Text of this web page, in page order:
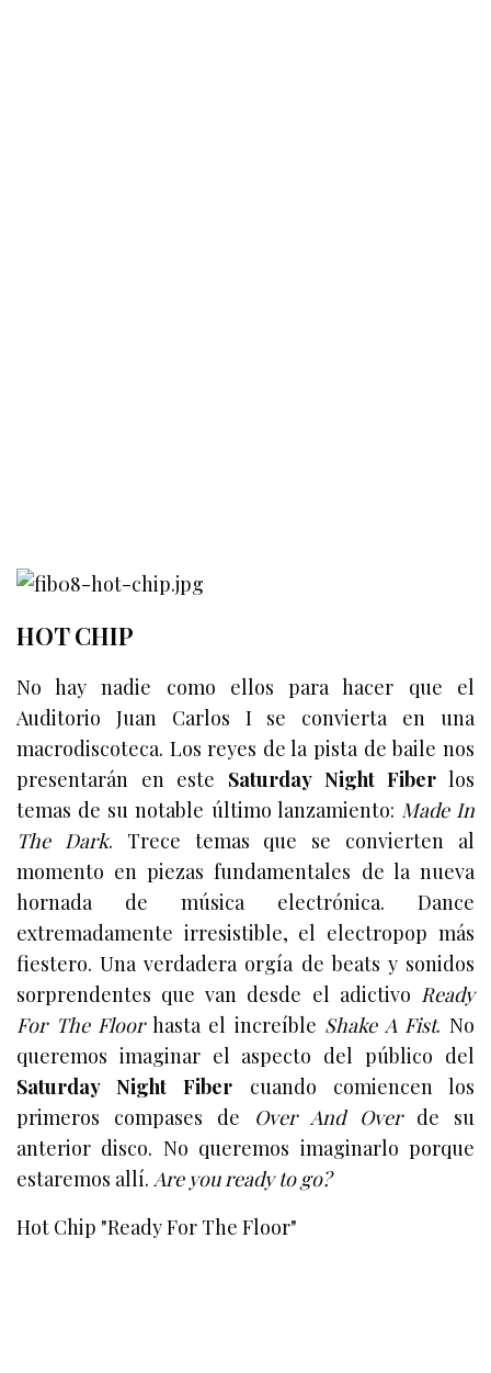
HOT CHIP
No hay nadie como ellos para hacer que el
Auditorio Juan Carlos I se convierta en una
macrodiscoteca. Los reyes de la pista de baile nos
presentarán en este Saturday Night Fiber los
temas de su notable último lanzamiento: Made In
The Dark. Trece temas que se convierten al
momento en piezas fundamentales de la nueva
hornada de música electrónica. Dance
extremadamente irresistible, el electropop más
fiestero. Una verdadera orgía de beats y sonidos
sorprendentes que van desde el adictivo Ready
For The Floorhasta el increíble Shake A Fist. No
queremos imaginar el aspecto del público del
Saturday Night Fiber cuando comiencen los
primeros compases de Over And Overde su
anterior disco. No queremos imaginarlo porque
estaremos allí. Are you ready to go?
Hot Chip "Ready For The Floor"